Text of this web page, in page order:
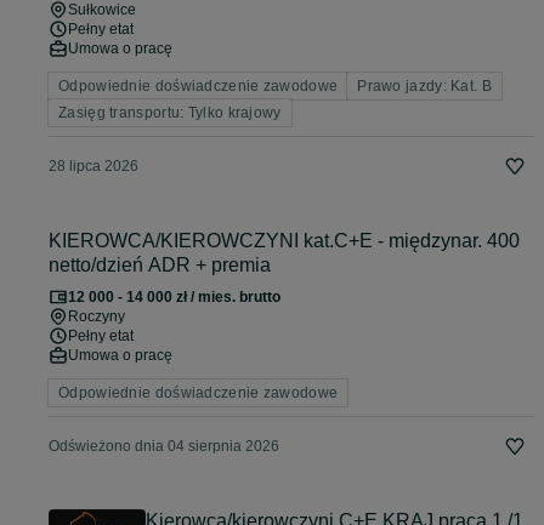
Sułkowice
Pełny etat
Umowa o pracę
Odpowiednie doświadczenie zawodowe
Prawo jazdy: Kat. B
Zasięg transportu: Tylko krajowy
28 lipca 2026
KIEROWCA/KIEROWCZYNI kat.C+E - międzynar. 400
netto/dzień ADR + premia
12 000 - 14 000 zł / mies. brutto
Roczyny
Pełny etat
Umowa o pracę
Odpowiednie doświadczenie zawodowe
Odświeżono dnia 04 sierpnia 2026
Kierowca/kierowczyni C+E KRAJ praca 1 /1